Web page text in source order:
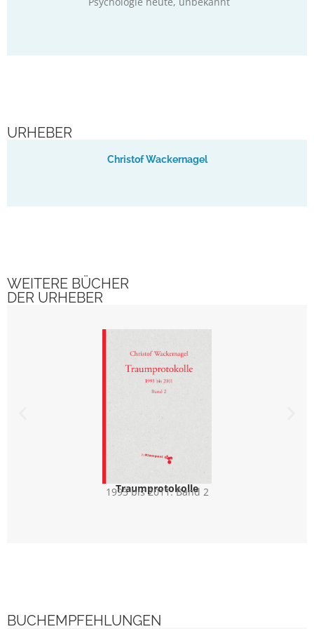
URHEBER
Christof Wackernagel
WEITERE BÜCHER
DER URHEBER
Traumprotokolle
1993 bis 2011. Band 2
BUCHEMPFEHLUNGEN